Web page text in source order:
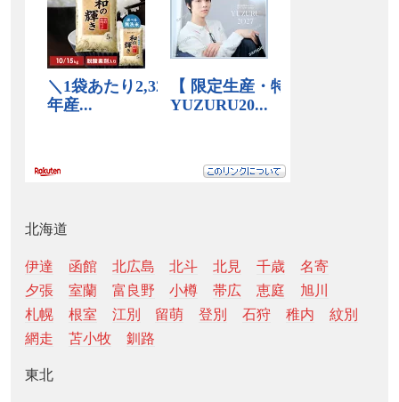
北海道
伊達 函館 北広島 北斗 北見 千歳
名寄
夕張
室蘭 富良野 小樽 帯広 恵庭
旭川
札幌
根室 江別 留萌 登別 石狩 稚内
紋別
網走
苫小牧 釧路
東北